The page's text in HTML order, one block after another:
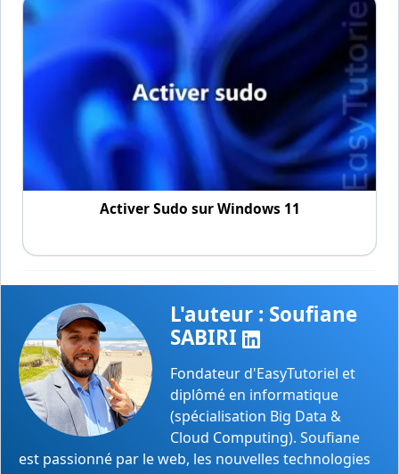
Activer Sudo sur Windows 11
L'auteur : Soufiane
SABIRI
Fondateur d'EasyTutoriel et
diplômé en informatique
(spécialisation Big Data &
Cloud Computing). Soufiane
est passionné par le web, les nouvelles technologies